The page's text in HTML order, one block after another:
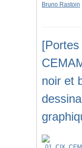
Bruno Rastoin
noir et